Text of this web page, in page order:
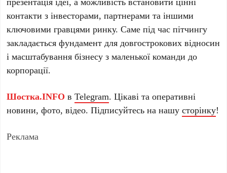
контакти з інвесторами, партнерами та іншими
ключовими гравцями ринку. Саме під час пітчингу
закладається фундамент для довгострокових відносин
і масштабування бізнесу з маленької команди до
корпорації.
Шостка.INFO вTelegram. Цікаві та оперативні
новини, фото, відео. Підписуйтесь на нашусторінку!
Реклама